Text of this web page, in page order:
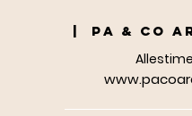
| PA & Co